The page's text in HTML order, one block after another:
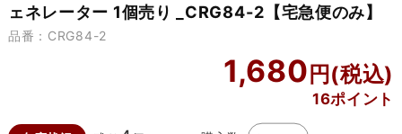
ェネレーター 1個売り _CRG84-2【宅急便のみ】
品番：CRG84-2
1,680
16ポイント